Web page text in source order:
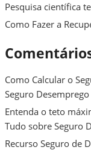
Pesquisa científica
Como Fazer a
Como Calcular o
Seguro
Entenda o teto
Tudo sobre Seguro
Recurso Seguro de